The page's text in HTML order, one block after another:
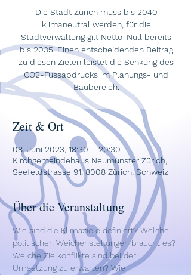
Die Stadt Zürich muss bis 2040
klimaneutral werden, für die
Stadtverwaltung gilt Netto-Null bereits
bis 2035. Einen entscheidenden Beitrag
zu diesen Zielen leistet die Senkung des
CO2-Fussabdrucks im Planungs- und
Baubereich.
Zeit & Ort
08. Juni 2023, 18:30 – 20:30
Kirchgemeindehaus Neumünster Zürich,
Seefeldstrasse 91, 8008 Zürich, Schweiz
Über die Veranstaltung
Wie sind die Klimaziele definiert? Welche
politischen Weichenstellungen braucht es?
Welche Zielkonflikte sind bei der
Umsetzung zu erwarten? Wie